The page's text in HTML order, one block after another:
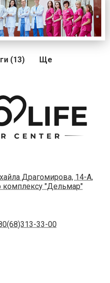
(13) Ще
Драгомирова, 14-А,
комплексу "Дельмар"
33-00